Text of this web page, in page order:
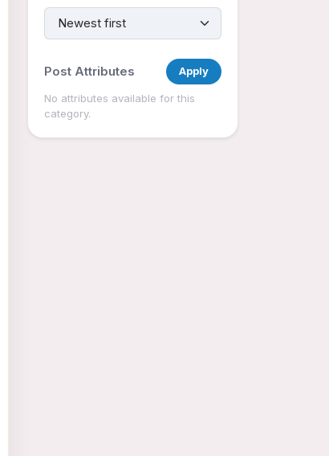
Post Attributes Apply
No attributes available for this
category.